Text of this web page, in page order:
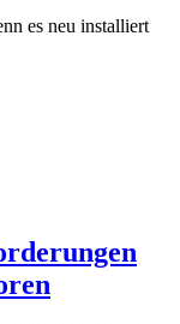
es neu installiert